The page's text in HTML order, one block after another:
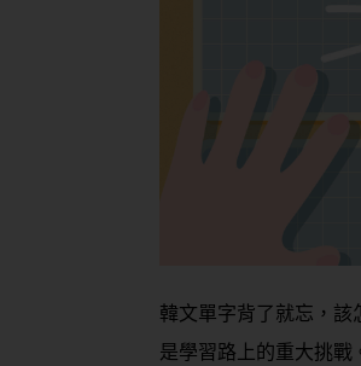
韓文單字背了就忘，該
是學習路上的重大挑